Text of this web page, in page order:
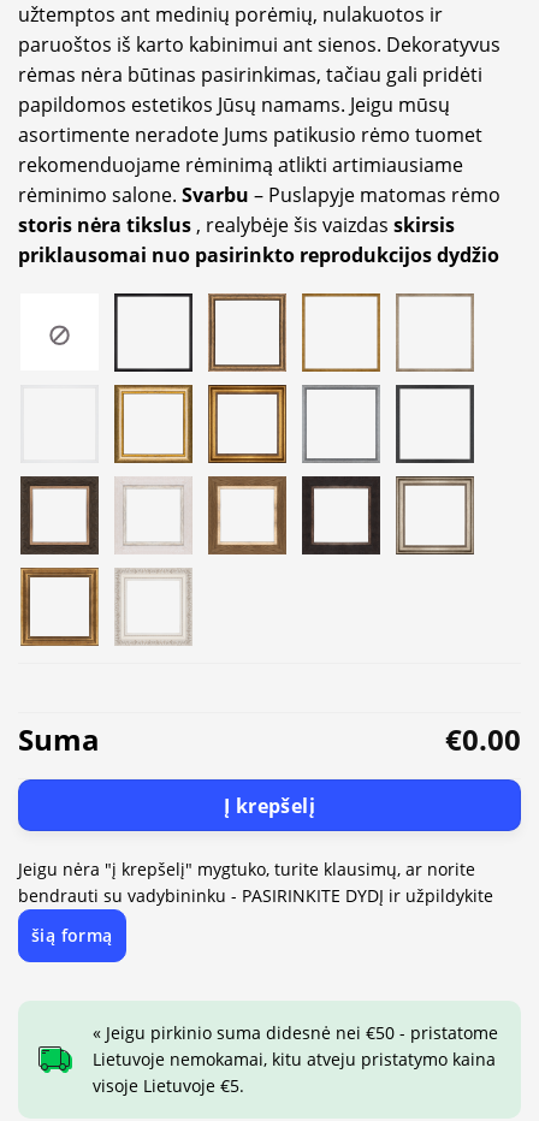
užtemptos ant medinių porėmių, nulakuotos ir
paruoštos iš karto kabinimui ant sienos. Dekoratyvus
rėmas nėra būtinas pasirinkimas, tačiau gali pridėti
papildomos estetikos Jūsų namams. Jeigu mūsų
asortimente neradote Jums patikusio rėmo tuomet
rekomenduojame rėminimą atlikti artimiausiame
rėminimo salone. Svarbu – Puslapyje matomas rėmo
storis nėra tikslus, realybėje šis vaizdas skirsis
priklausomai nuo pasirinkto reprodukcijos dydžio
Suma €0.00
Į krepšelį
Jeigu nėra "į krepšelį" mygtuko, turite klausimų, ar norite
bendrauti su vadybininku - PASIRINKITE DYDĮ ir užpildykite
šią formą
« Jeigu pirkinio suma didesnė nei €50 - pristatome
Lietuvoje nemokamai, kitu atveju pristatymo kaina
visoje Lietuvoje €5.